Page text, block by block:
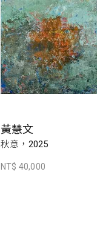
黃慧文
秋意，2025
NT$ 40,000